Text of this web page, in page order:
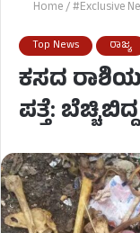
Home/#Exclusive
Top News ರಾಜ್ಯ
ಕಸದ
ಪತ್ತೆ: